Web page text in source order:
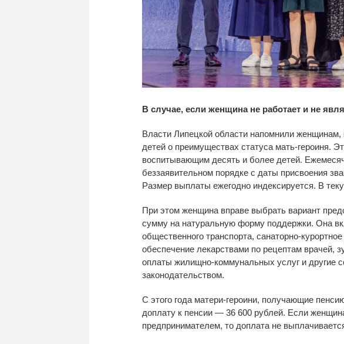
В случае, если женщина не работает и не
Власти Липецкой области напомнили
детей о преимуществах статуса мать-героиня.
воспитывающим десять и более детей.
беззаявительном порядке с даты присвоения
Размер выплаты ежегодно индексируется. В
При этом женщина вправе выбрать вариант
сумму на натуральную форму поддержки. Она
общественного транспорта, санаторно-
обеспечение лекарствами по рецептам врачей,
оплаты жилищно-коммунальных услуг и другие
законодательством.
С этого года матери-героини, получающие
доплату к пенсии — 36 600 рублей. Если
предпринимателем, то доплата не